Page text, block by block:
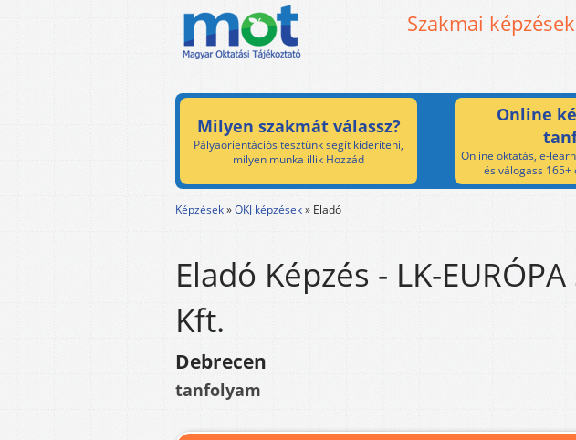
Szakmai képzések
Milyen szakmát válassz?
Pályaorientációs tesztünk segít kideríteni,
milyen munka illik Hozzád
Online
Online oktatás, e-
és válogass
Képzések»OKJ képzések» Eladó
Eladó Képzés - LK-
Kft.
Debrecen
tanfolyam